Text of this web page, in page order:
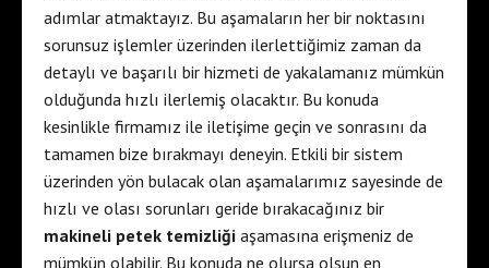
adımlar atmaktayız. Bu aşamaların her bir noktasını
sorunsuz işlemler üzerinden ilerlettiğimiz zaman da
detaylı ve başarılı bir hizmeti de yakalamanız mümkün
olduğunda hızlı ilerlemiş olacaktır. Bu konuda
kesinlikle firmamız ile iletişime geçin ve sonrasını da
tamamen bize bırakmayı deneyin. Etkili bir sistem
üzerinden yön bulacak olan aşamalarımız sayesinde de
hızlı ve olası sorunları geride bırakacağınız bir
makineli petek temizliği aşamasına erişmeniz de
mümkün olabilir. Bu konuda ne olursa olsun en